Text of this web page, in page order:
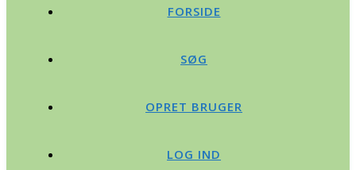
FORSIDE
SØG
OPRET BRUGER
LOG IND